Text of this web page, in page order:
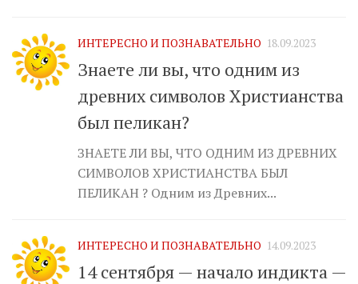
ИНТЕРЕСНО И ПОЗНАВАТЕЛЬНО 18.09.2023
Знаете ли вы, что одним из
древних символов Христианства
был пеликан?
ЗНАЕТЕ ЛИ ВЫ, ЧТО ОДНИМ ИЗ ДРЕВНИХ
СИМВОЛОВ ХРИСТИАНСТВА БЫЛ
ПЕЛИКАН ? Одним из Древних...
ИНТЕРЕСНО И ПОЗНАВАТЕЛЬНО 14.09.2023
14 сентября — начало индикта —